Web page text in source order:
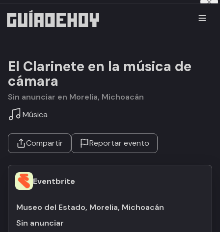
El Clarinete en la música de
cámara
Sin anunciar en Morelia, Michoacán
Música
Compartir Reportar evento
Eventbrite
Museo del Estado, Morelia, Michoacán
Sin anunciar